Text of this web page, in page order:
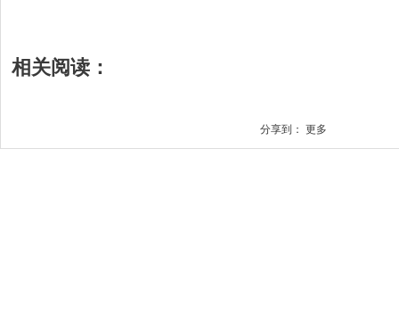
相关阅读：
分享到： 更多